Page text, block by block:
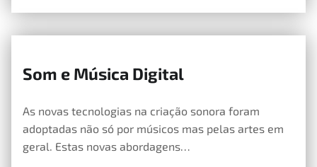
Som e Música Digital
As novas tecnologias na criação sonora foram
adoptadas não só por músicos mas pelas artes em
geral. Estas novas abordagens…